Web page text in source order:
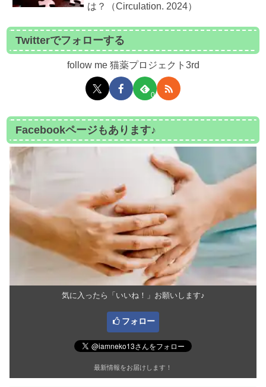
は？（Circulation. 2024）
Twitterでフォローする
follow me 猫薬プロジェクト3rd
0
Facebookページもあります♪
気に入ったら「いいね！」お願いします♪
フォロー
最新情報をお届けします！